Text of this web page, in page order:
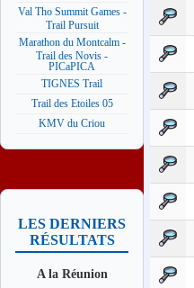
Val Tho Summit Games -
Trail Pursuit
Marathon du Montcalm -
Trail des Novis -
PICaPICA
TIGNES Trail
Trail des Etoiles 05
KMV du Criou
LES DERNIERS
RÉSULTATS
A la Réunion